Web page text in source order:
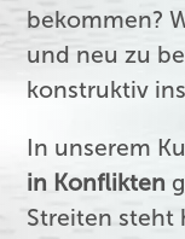
bekommen?
und neu zu
konstruktiv
In unserem
in Konflikten
Streiten steht